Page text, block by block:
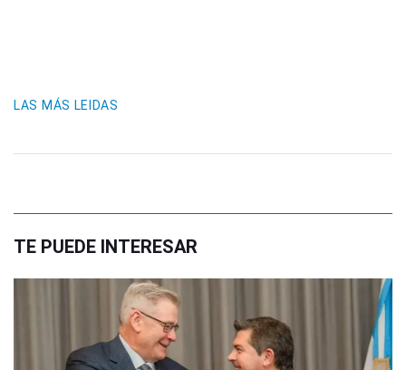
LAS MÁS LEIDAS
TE PUEDE INTERESAR